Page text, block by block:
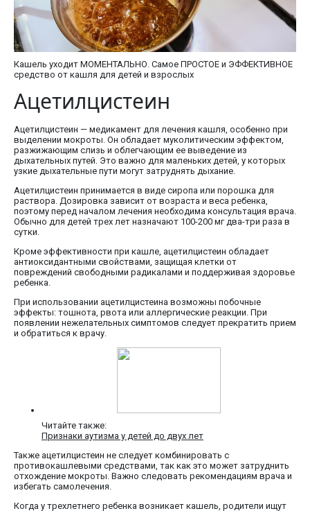
Кашель уходит МОМЕНТАЛЬНО. Самое ПРОСТОЕ и ЭФФЕКТИВНОЕ
средство от кашля для детей и взрослых
Ацетилцистеин
Ацетилцистеин — медикамент для лечения кашля, особенно при
выделении мокроты. Он обладает муколитическим эффектом,
разжижающим слизь и облегчающим ее выведение из
дыхательных путей. Это важно для маленьких детей, у которых
узкие дыхательные пути могут затруднять дыхание.
Ацетилцистеин принимается в виде сиропа или порошка для
раствора. Дозировка зависит от возраста и веса ребенка,
поэтому перед началом лечения необходима консультация врача.
Обычно для детей трех лет назначают 100-200 мг два-три раза в
сутки.
Кроме эффективности при кашле, ацетилцистеин обладает
антиоксидантными свойствами, защищая клетки от
повреждений свободными радикалами и поддерживая здоровье
ребенка.
При использовании ацетилцистеина возможны побочные
эффекты: тошнота, рвота или аллергические реакции. При
появлении нежелательных симптомов следует прекратить прием
и обратиться к врачу.
Читайте также:
Признаки аутизма у детей до двух лет
Также ацетилцистеин не следует комбинировать с
противокашлевыми средствами, так как это может затруднить
отхождение мокроты. Важно следовать рекомендациям врача и
избегать самолечения.
Когда у трехлетнего ребенка возникает кашель, родители ищут